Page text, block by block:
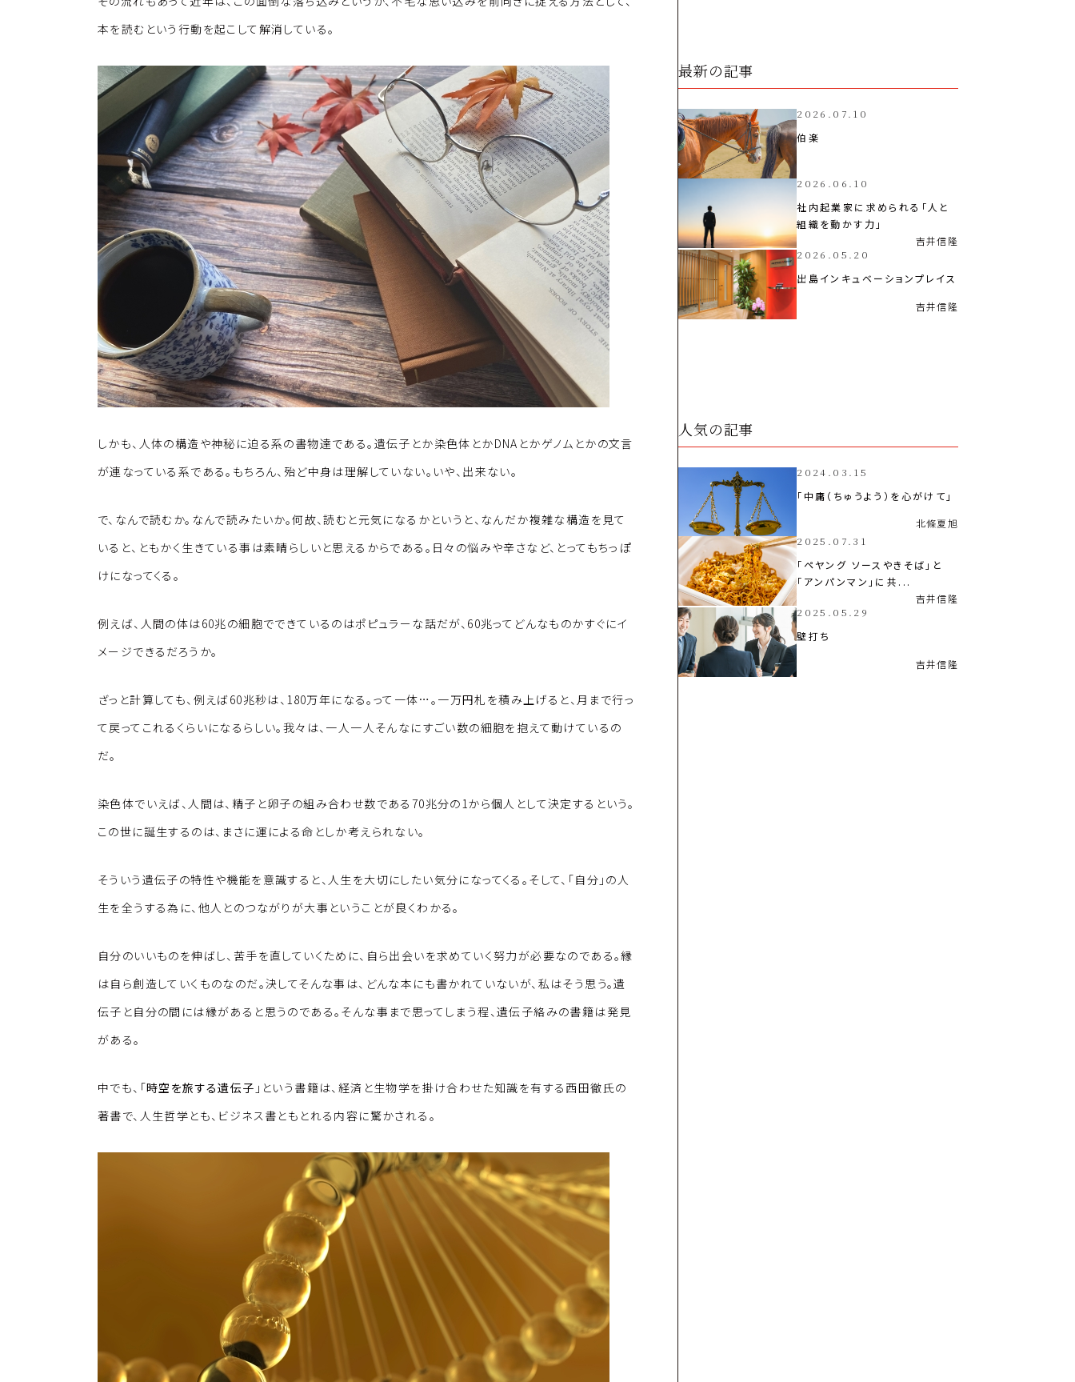
k o
k
本を読むという行動を起こして解消している。
しかも、人体の構造や神秘に迫る系の書物達である。遺伝子とか染色体とかDNAとかゲノムとかの文言
が連なっている系である。もちろん、殆ど中身は理解していない。いや、出来ない。
で、なんで読むか。なんで読みたいか。何故、読むと元気になるかというと、なんだか複雑な構造を見て
いると、ともかく生きている事は素晴らしいと思えるからである。日々の悩みや辛さなど、とってもちっぽ
けになってくる。
例えば、人間の体は60兆の細胞でできているのはポピュラーな話だが、60兆ってどんなものかすぐにイ
メージできるだろうか。
ざっと計算しても、例えば60兆秒は、180万年になる。って一体…。一万円札を積み上げると、月まで行っ
て戻ってこれるくらいになるらしい。我々は、一人一人そんなにすごい数の細胞を抱えて動けているの
だ。
染色体でいえば、人間は、精子と卵子の組み合わせ数である70兆分の1から個人として決定するという。
この世に誕生するのは、まさに運による命としか考えられない。
そういう遺伝子の特性や機能を意識すると、人生を大切にしたい気分になってくる。そして、「自分」の人
生を全うする為に、他人とのつながりが大事ということが良くわかる。
自分のいいものを伸ばし、苦手を直していくために、自ら出会いを求めていく努力が必要なのである。縁
は自ら創造していくものなのだ。決してそんな事は、どんな本にも書かれていないが、私はそう思う。遺
伝子と自分の間には縁があると思うのである。そんな事まで思ってしまう程、遺伝子絡みの書籍は発見
がある。
中でも、「時空を旅する遺伝子 」という書籍は、経済と生物学を掛け合わせた知識を有する西田徹氏の
著書で、人生哲学とも、ビジネス書ともとれる内容に驚かされる。
最新の記事
2026.07.10
伯楽
2026.06.10
社内起業家に求められる「人と
組織を動かす力」
吉井信隆
2026.05.20
出島インキュベーションプレイス
吉井信隆
人気の記事
2024.03.15
「中庸（ちゅうよう）を心がけて」
北條夏旭
2025.07.31
「ペヤング ソースやきそば」と
「アンパンマン」に共...
吉井信隆
2025.05.29
壁打ち
吉井信隆